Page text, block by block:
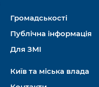
Громадськості
Публічна інформація
Для ЗМІ
Київ та міська влада